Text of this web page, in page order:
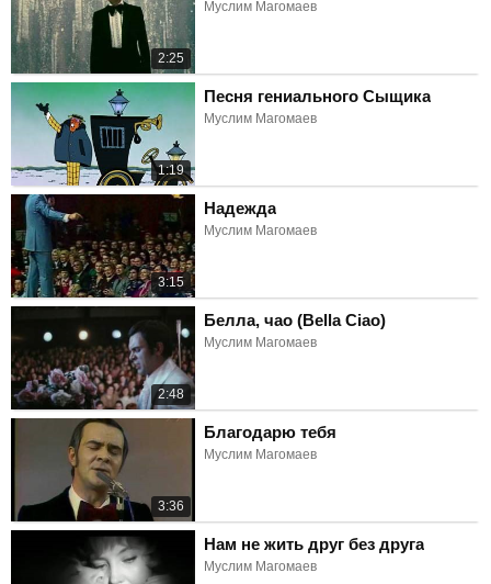
2:25
Муслим Магомаев
1:19
Песня гениального Сыщика
Муслим Магомаев
3:15
Надежда
Муслим Магомаев
2:48
Белла, чао (Bella Ciao)
Муслим Магомаев
3:36
Благодарю тебя
Муслим Магомаев
Нам не жить друг без друга
Муслим Магомаев